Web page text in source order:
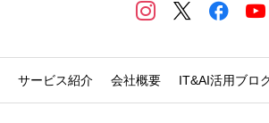
サービス紹介 会社概要 IT&AI活用ブロ